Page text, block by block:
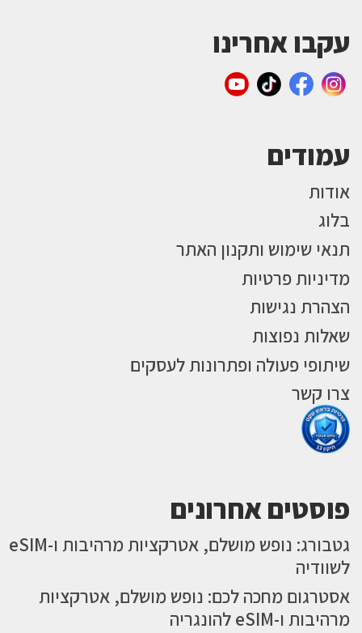
עקבו אחרינו
עמודים
אודות
בלוג
תנאי שימוש ותקנון האתר
מדיניות פרטיות
הצהרת נגישות
שאלות נפוצות
שיתופי פעולה ופתרונות לעסקים
צרו קשר
פוסטים אחרונים
גטבורג: נופש מושלם, אטרקציות מרהיבות ו-eSIM
לשוודיה
אסטרגום מחכה לכם: נופש מושלם, אטרקציות
מרהיבות ו-eSIM להונגריה